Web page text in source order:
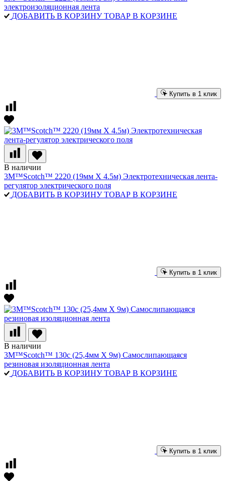
электроизоляционная лента
ДОБАВИТЬ В КОРЗИНУ ТОВАР В КОРЗИНЕ
Купить в 1 клик
В наличии
3M™Scotch™ 2220 (19мм Х 4.5м) Электротехническая лента-
регулятор электрического поля
ДОБАВИТЬ В КОРЗИНУ ТОВАР В КОРЗИНЕ
Купить в 1 клик
В наличии
3M™Scotch™ 130c (25,4мм Х 9м) Самослипающаяся
резиновая изоляционная лента
ДОБАВИТЬ В КОРЗИНУ ТОВАР В КОРЗИНЕ
Купить в 1 клик